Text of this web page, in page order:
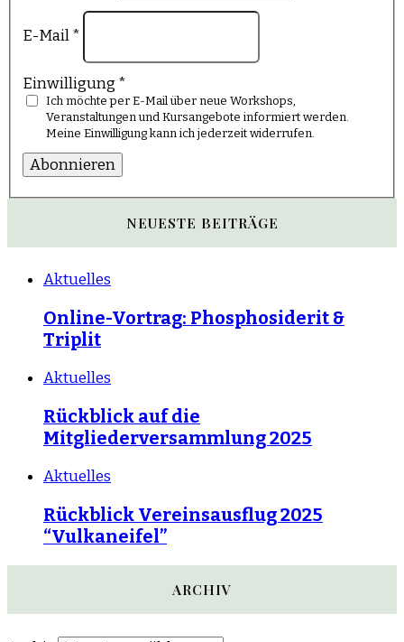
E-Mail*
Einwilligung *
Ich möchte per E-Mail über neue Workshops,
Veranstaltungen und Kursangebote informiert werden.
Meine Einwilligung kann ich jederzeit widerrufen.
Abonnieren
NEUESTE BEITRÄGE
Aktuelles
Online-Vortrag: Phosphosiderit &
Triplit
Aktuelles
Rückblick auf die
Mitgliederversammlung 2025
Aktuelles
Rückblick Vereinsausflug 2025
“Vulkaneifel”
ARCHIV